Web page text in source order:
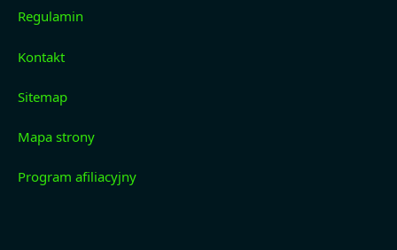
Regulamin
Kontakt
Sitemap
Mapa strony
Program afiliacyjny